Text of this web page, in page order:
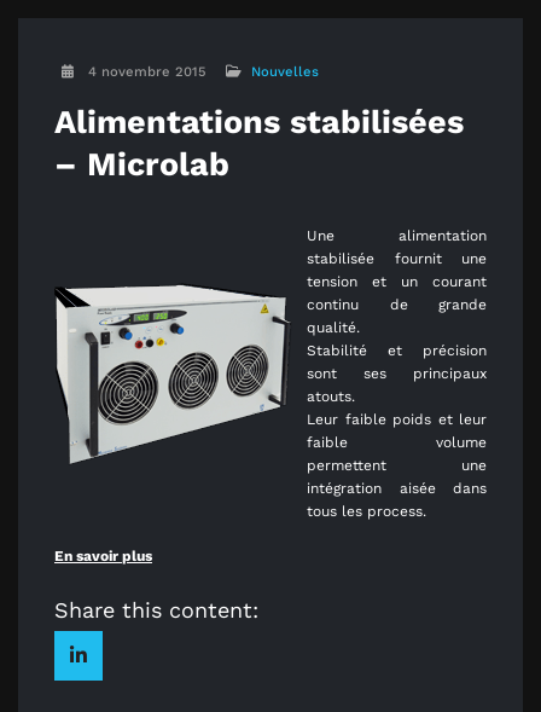
4 novembre 2015 Nouvelles
Alimentations stabilisées
– Microlab
Une alimentation
stabilisée fournit une
tension et un courant
continu de grande
qualité.
Stabilité et précision
sont ses principaux
atouts.
Leur faible poids et leur
faible volume
permettent une
intégration aisée dans
tous les process.
En savoir plus
Share this content: